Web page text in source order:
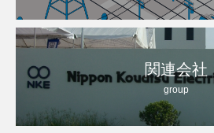
関連会社
group